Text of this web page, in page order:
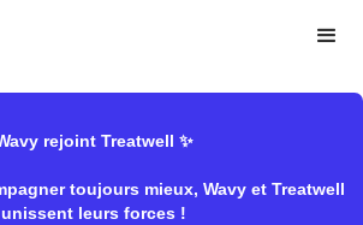
rejoint Treatwell ✨
toujours mieux, Wavy et Treatwell
unissent leurs forces !
Nourrit